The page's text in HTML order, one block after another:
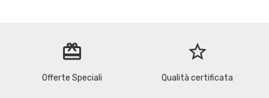
redeem
Offerte Speciali
star_border
Qualità certificata